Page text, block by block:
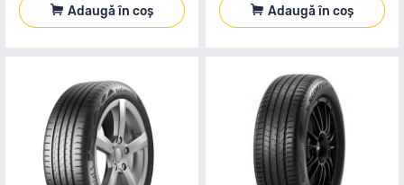
Adaugă în coș Adaugă în coș